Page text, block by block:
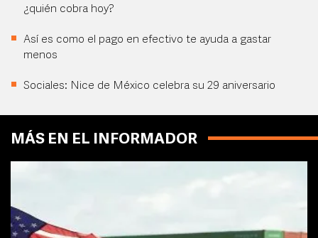
¿quién cobra hoy?
Así es como el pago en efectivo te ayuda a gastar
menos
Sociales: Nice de México celebra su 29 aniversario
MÁS EN EL INFORMADOR